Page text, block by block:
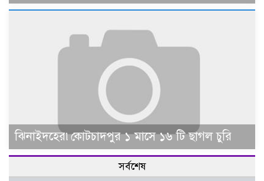
ঝিনাইদহের৷কোটচাদপুর ১ মাসে ১৬ টি ছাগল চুরি
সর্বশেষ